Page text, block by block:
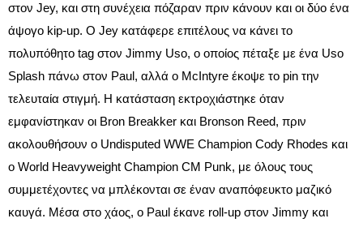
στον Jey, και στη συνέχεια πόζαραν πριν κάνουν και οι δύο ένα
άψογο kip-up. Ο Jey κατάφερε επιτέλους να κάνει το
πολυπόθητο tag στον Jimmy Uso, ο οποίος πέταξε με ένα Uso
Splash πάνω στον Paul, αλλά ο McIntyre έκοψε το pin την
τελευταία στιγμή. Η κατάσταση εκτροχιάστηκε όταν
εμφανίστηκαν οι Bron Breakker και Bronson Reed, πριν
ακολουθήσουν ο Undisputed WWE Champion Cody Rhodes και
ο World Heavyweight Champion CM Punk, με όλους τους
συμμετέχοντες να μπλέκονται σε έναν αναπόφευκτο μαζικό
καυγά. Μέσα στο χάος, ο Paul έκανε roll-up στον Jimmy και